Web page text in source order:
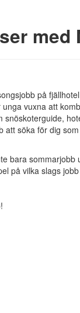
med
på
vuxna att
söka för dig
bara
på vilka slags